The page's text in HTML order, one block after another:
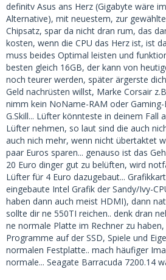
definitv Asus ans Herz (Gigabyte wäre
Alternative), mit neuestem, zur
Chipsatz, spar da nicht dran rum, das
kosten, wenn die CPU das Herz ist, ist
muss beides Optimal leisten und
besten gleich 16GB, der kann von
noch teurer werden, später ärgerste
Geld nachrüsten willst, Marke Corsair
nimm kein NoName-RAM oder
G.Skill... Lüfter könnteste in deinem Fall
Lüfter nehmen, so laut sind die auch
auch nich mehr, wenn nicht übertaktet
paar Euros sparen... genauso ist das
20 Euro dinger gut zu belüften, wird
Lüfter für 4 Euro dazugebaut...
eingebaute Intel Grafik der Sandy/Ivy-
haben dann auch meist HDMI), dann
sollte dir ne 550TI reichen.. denk dran
ne normale Platte im Rechner zu
Programme auf der SSD, Spiele und
normalen Festplatte.. mach häufiger
normale... Seagate Barracuda 7200.14